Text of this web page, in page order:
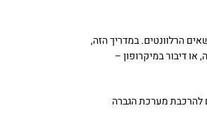
הרלוונטים. במדריך הזה,
דיבור במיקרופון –
להרכבת מערכת הגברה